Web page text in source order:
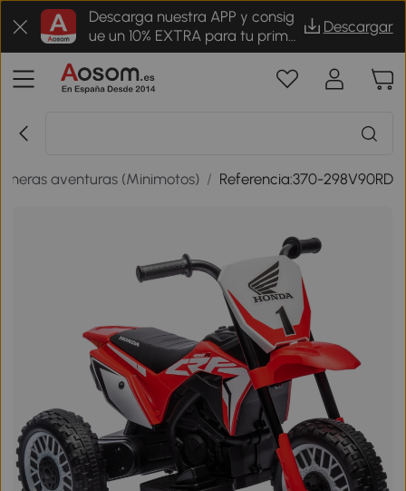
Descarga nuestra APP y consig
ue un 10% EXTRA para tu prime
r pedido
Descargar
aventuras (Minimotos) / Referencia:370-298V90RD